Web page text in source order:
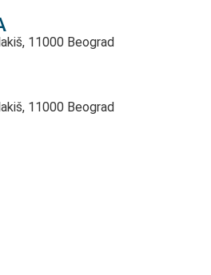
11000 Beograd
11000 Beograd